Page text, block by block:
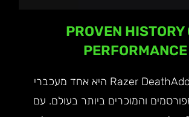
PROVEN HISTORY
PERFORMANCE
משפחת Razer DeathAdder היא אחד מעכברי
והמוכרים ביותר בעולם. עם